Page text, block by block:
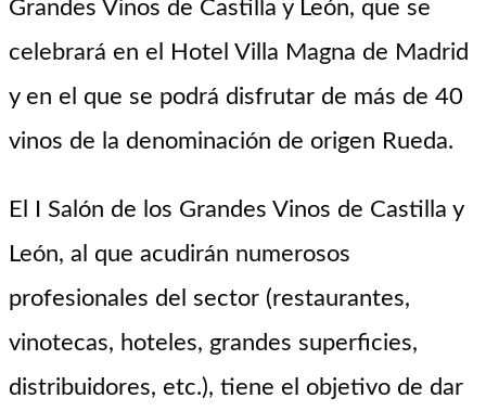
Grandes Vinos de Castilla y León, que se
celebrará en el Hotel Villa Magna de Madrid
y en el que se podrá disfrutar de más de 40
vinos de la denominación de origen Rueda.
El I Salón de los Grandes Vinos de Castilla y
León, al que acudirán numerosos
profesionales del sector (restaurantes,
vinotecas, hoteles, grandes superficies,
distribuidores, etc.), tiene el objetivo de dar